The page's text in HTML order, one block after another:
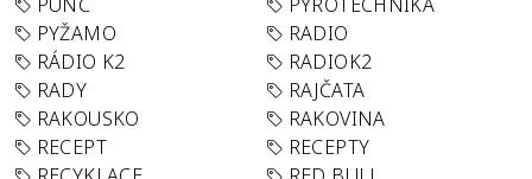
PYŽAMO
RADIO
RÁDIO K2
RADIOK2
RADY
RAJČATA
RAKOUSKO
RAKOVINA
RECEPT
RECEPTY